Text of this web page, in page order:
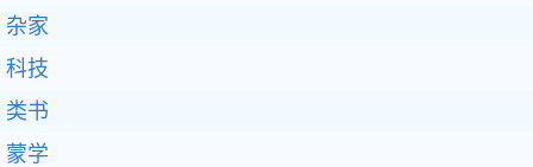
杂家
科技
类书
蒙学